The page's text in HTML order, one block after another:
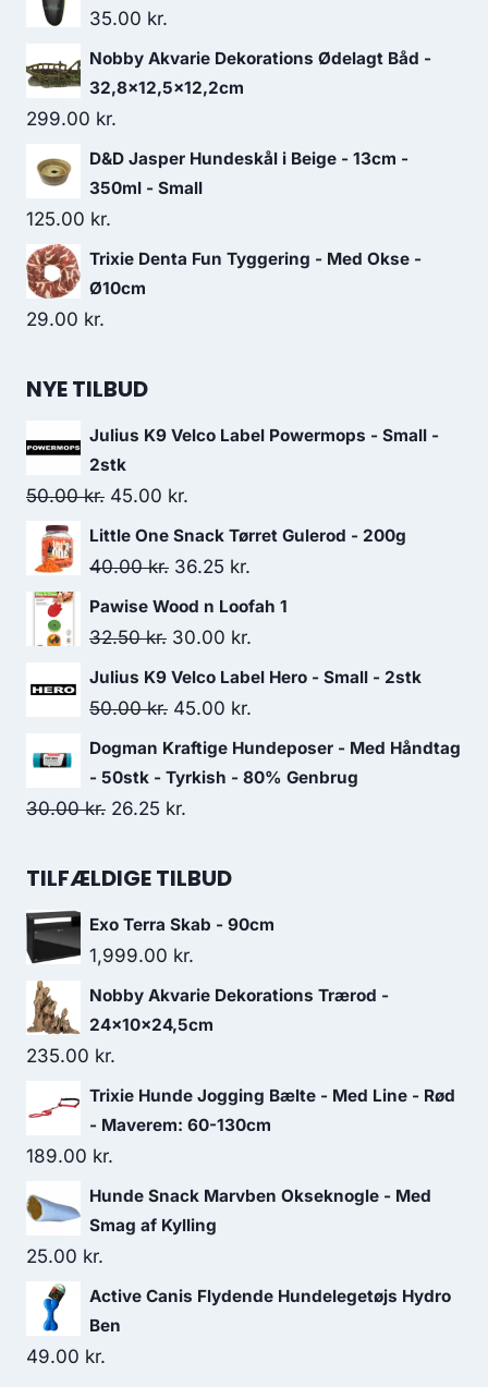
35.00 kr.
Nobby Akvarie Dekorations Ødelagt Båd -
32,8x12,5x12,2cm
299.00 kr.
D&D Jasper Hundeskål i Beige - 13cm -
350ml - Small
125.00 kr.
Trixie Denta Fun Tyggering - Med Okse -
Ø10cm
29.00 kr.
NYE TILBUD
Julius K9 Velco Label Powermops - Small -
2stk
50.00kr. Den
oprindelige
pris
50.00 kr..
45.00 kr.
aktuelle
pris
45.00 kr..
Little One Snack Tørret Gulerod - 200g
40.00kr. Den
oprindelige
pris
40.00 kr..
36.25 kr.
aktuelle
Pawise Wood n Loofah 1
32.50kr. Den
oprindelige
pris
32.50 kr..
30.00 kr.
aktuelle
30.00 kr..
Julius K9 Velco Label Hero - Small - 2stk
50.00kr. Den
oprindelige
pris
var:
45.00 kr.
aktuelle
pris
Dogman Kraftige Hundeposer - Med Håndtag
- 50stk - Tyrkish - 80% Genbrug
30.00kr. Den
pris
30.00 kr..
26.25 kr.
pris
26.25 kr..
TILFÆLDIGE TILBUD
Exo Terra Skab - 90cm
1,999.00 kr.
Nobby Akvarie Dekorations Trærod -
24x10x24,5cm
235.00 kr.
Trixie Hunde Jogging Bælte - Med Line - Rød
- Maverem: 60-130cm
189.00 kr.
Hunde Snack Marvben Okseknogle - Med
Smag af Kylling
25.00 kr.
Active Canis Flydende Hundelegetøjs Hydro
Ben
49.00 kr.